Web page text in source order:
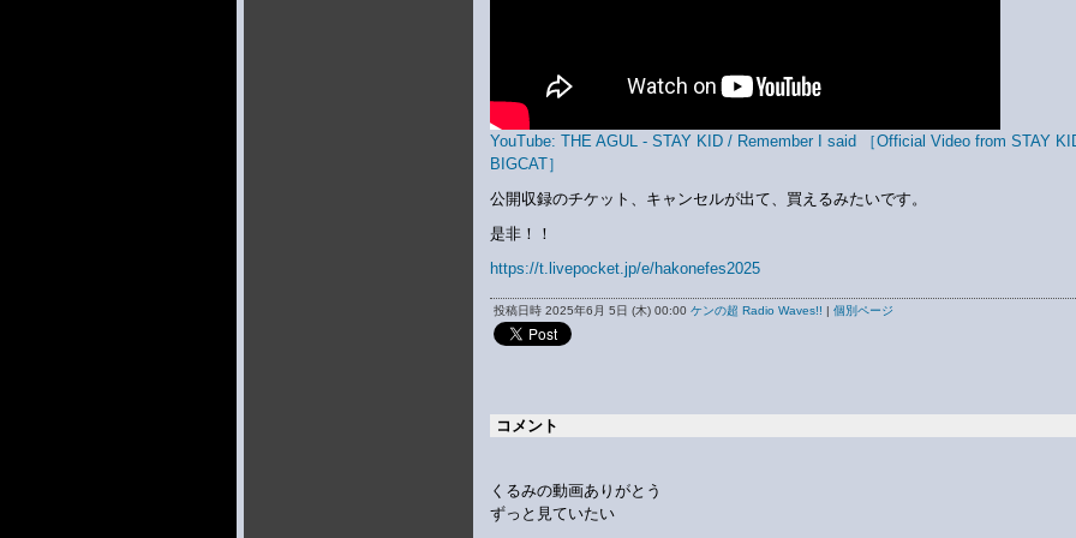
YouTube: THE AGUL - STAY KID / Remember I said ［Official Video from STAY
BIGCAT］
公開収録のチケット、キャンセルが出て、買えるみたいです。
是非！！
https://t.livepocket.jp/e/hakonefes2025
投稿日時 2025年6月 5日 (木) 00:00 ケンの超 Radio Waves!! | 個別ページ
コメント
くるみの動画ありがとう
ずっと見ていたい